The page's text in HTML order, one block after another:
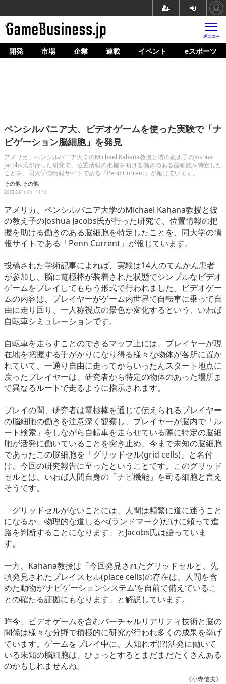
ホーム
企業動向
人材育成
産業政策
連載
イベント/セミナー
eスポーツ
開発 市場 企業 連載 イベント eスポーツ
ペンシルバニア大、ビデオゲームを使った実験で「ナ
ビゲーション脳細胞」を発見
アメリカ、ペンシルバニア大学のMichael Kahana教授と彼の教え子のJoshua
Jacobs氏が行った研究で、位置情報の把握を助ける働きのある脳細胞を特定した
ことを、同大学の情報サイトである「Penn Current」が報じています。
その他 その他
2013.8.9（金） 11:11
アメリカ、ペンシルバニア大学のMichael Kahana教授と彼
の教え子のJoshua Jacobs氏が行った研究で、位置情報の把
握を助ける働きのある脳細胞を特定したことを、同大学の情
報サイトである「Penn Current」が報じています。
投稿された学術記事によれば、実験は14人のてんかん患者
が参加し、脳に電極棒が装着された状態でシンプルなビデオ
ゲームをプレイしてもらう形式で行われました。ビデオゲー
ムの内容は、プレイヤーがゲーム内世界で自転車に乗って自
由に走り回り、一人称視点の景色が変化するという、いわば
自転車シミュレーションです。
自転車を走らすことのできるマップ上には、プレイヤーが現
在地を把握する手がかりになり得る様々な物体が各所に置か
れていて、一通り自由に走ってからいったんスタート地点に
戻ったプレイヤーは、研究者から特定の物体のあった場所ま
で異なるルートで走るように指示されます。
プレイの間、研究者は電極棒を通じて伝えられるプレイヤー
の脳細胞の働きを注意深く観察し、プレイヤーが脳内で「ル
ート検索」をしながら自転車を走らせている際に特定の脳細
胞が活発に働いていることを突き止め、今まで未知の脳細胞
であったこの脳細胞を「グリッドセル(grid cells)」と名付
け、今回の研究報告に至ったということです。このグリッド
セルとは、いわば人間自身の「ナビ機能」を司る細胞と言え
そうです。
「グリッドセルがないことには、人間は頻繁に道に迷うこと
になるか、物理的な道しるべ(ランドマーク)だけに頼って進
路を判断することになります」とJacobs氏は語っていま
す。
一方、Kahana教授は「今回発見されたグリッドセルと、先
頃発見されたプレイスセル(place cells)の存在は、人間を含
めた動物が‘ナビゲーションシステム‘を自前で備えているこ
との確たる証拠にもなります」と解説しています。
昨今、ビデオゲームを含むバーチャルリアリティ技術と脳の
関係は様々な分野で積極的に研究が行われ多くの成果を挙げ
ています。ゲームをプレイ中に、人知れず(!?)活発に働いて
いる未知の脳細胞は、ひょっとするとまだまだたくさんある
のかもしれませんね。
《小寺信夫》